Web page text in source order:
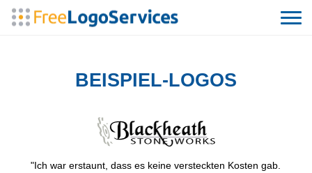
BEISPIEL-LOGOS
"Ich war erstaunt, dass es keine versteckten Kosten gab.